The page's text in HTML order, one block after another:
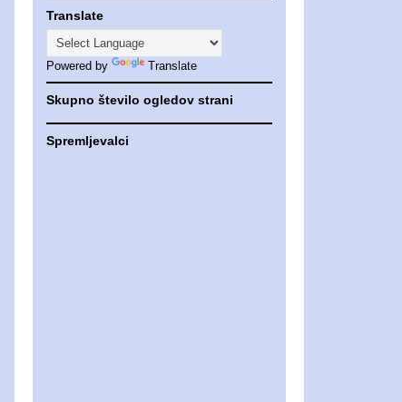
Translate
Powered by Translate
Skupno število ogledov strani
Spremljevalci